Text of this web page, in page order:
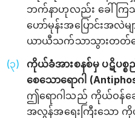
ဘက်နာဟုလည်း ခေါ်ကြ
ဟော်မုန်းအပြောင်းအလဲမျ
ယာယီသက်သာသွားတတ်
ကိုယ်ခံအားစနစ်မှ ပဋိပစ္
စေသော‌ရောဂါ
ဤရောဂါသည် ကိုယ်ဝန်ဆ
အလွန်အရေးကြီးသော